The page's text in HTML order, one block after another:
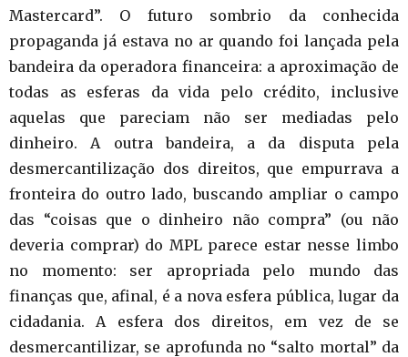
Mastercard”. O futuro sombrio da conhecida
propaganda já estava no ar quando foi lançada pela
bandeira da operadora financeira: a aproximação de
todas as esferas da vida pelo crédito, inclusive
aquelas que pareciam não ser mediadas pelo
dinheiro. A outra bandeira, a da disputa pela
desmercantilização dos direitos, que empurrava a
fronteira do outro lado, buscando ampliar o campo
das “coisas que o dinheiro não compra” (ou não
deveria comprar) do MPL parece estar nesse limbo
no momento: ser apropriada pelo mundo das
finanças que, afinal, é a nova esfera pública, lugar da
cidadania. A esfera dos direitos, em vez de se
desmercantilizar, se aprofunda no “salto mortal” da